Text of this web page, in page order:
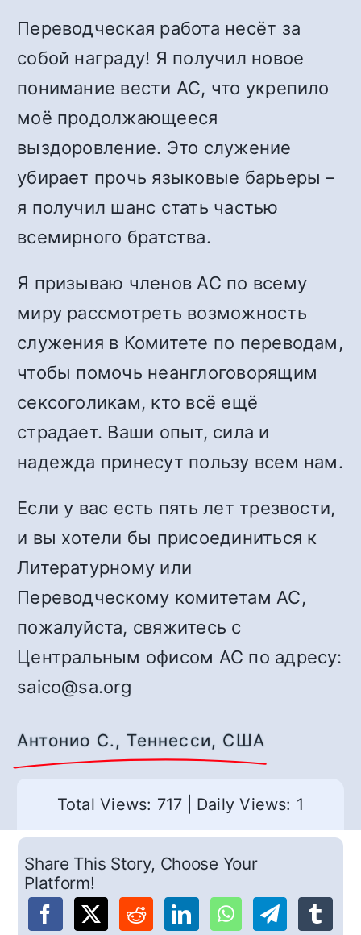
Переводческая работа несёт за
собой награду! Я получил новое
понимание вести АС, что укрепило
моё продолжающееся
выздоровление. Это служение
убирает прочь языковые барьеры –
я получил шанс стать частью
всемирного братства.
Я призываю членов АС по всему
миру рассмотреть возможность
служения в Комитете по переводам,
чтобы помочь неанглоговорящим
сексоголикам, кто всё ещё
страдает. Ваши опыт, сила и
надежда принесут пользу всем нам.
Если у вас есть пять лет трезвости,
и вы хотели бы присоединиться к
Литературному или
Переводческому комитетам АС,
пожалуйста, свяжитесь с
Центральным офисом АС по адресу:
saico@sa.org
Антонио С., Теннесси, США
Total Views: 717 Daily Views: 1
Share This Story, Choose Your
Platform!